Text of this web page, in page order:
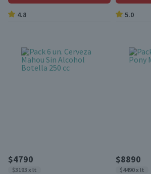
4.8 5.0
$4790
$3193 x lt
$8890
$4490 x lt